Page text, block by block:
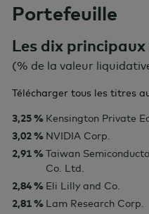
Portefeuille
Les dix
(% de la valeur
Télécharger tous les titres
3,25 % Kensington Private
3,02 % NVIDIA Corp.
2,91 %Taiwan
Co. Ltd.
2,84 % Eli Lilly and Co.
2,81 % Lam Research Corp.